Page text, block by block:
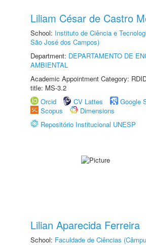
Liliam César de Castro
School: Instituto de Ciência e
São José dos Campos)
Department: DEPARTAMENTO DE
AMBIENTAL
Academic Appointment Category:
title: MS-3.2
Orcid
CV Lattes
Google
Scopus
Dimensions
Repositório Institucional UNESP
Lilian Aparecida Ferreira
School: Faculdade de Ciências